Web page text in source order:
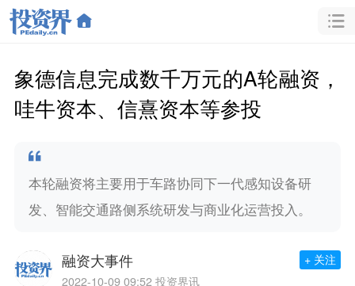
象德信息完成数千万元的A轮融资，
哇牛资本、信熹资本等参投
本轮融资将主要用于车路协同下一代感知设备研
发、智能交通路侧系统研发与商业化运营投入。
融资大事件
2022-10-09 09:52 投资界讯
+ 关注